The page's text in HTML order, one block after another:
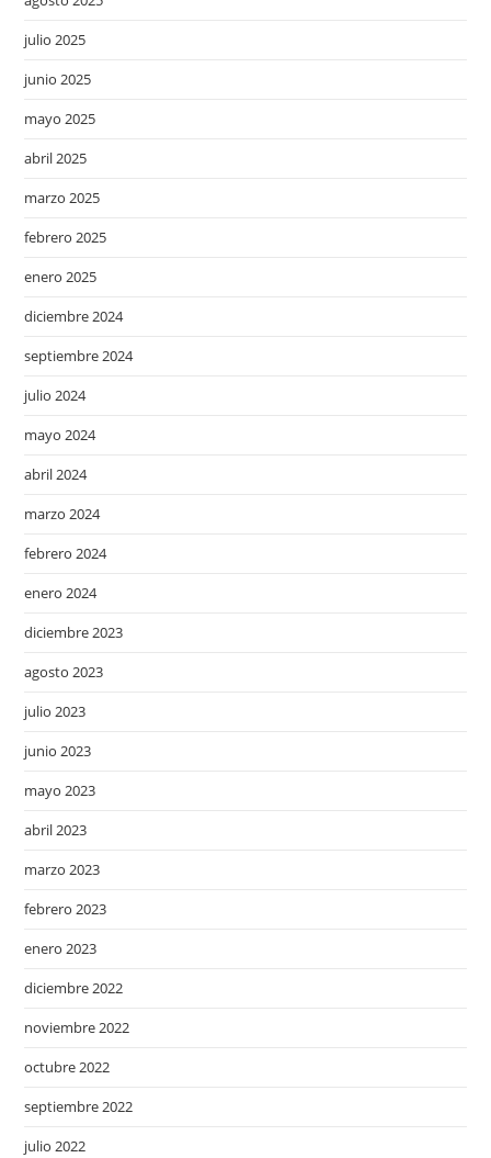
julio 2025
junio 2025
mayo 2025
abril 2025
marzo 2025
febrero 2025
enero 2025
diciembre 2024
septiembre 2024
julio 2024
mayo 2024
abril 2024
marzo 2024
febrero 2024
enero 2024
diciembre 2023
agosto 2023
julio 2023
junio 2023
mayo 2023
abril 2023
marzo 2023
febrero 2023
enero 2023
diciembre 2022
noviembre 2022
octubre 2022
septiembre 2022
julio 2022